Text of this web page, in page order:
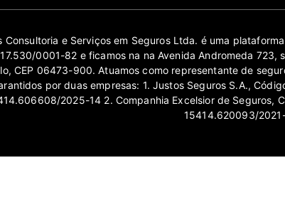
Consultoria e Serviços em Seguros Ltda. é uma
0001-82 e ficamos na na Avenida Andromeda 723,
CEP 06473-900. Atuamos como representante de
por duas empresas: 1. Justos Seguros S.A.,
2025-14 2. Companhia Excelsior de Seguros,
15414.620093/